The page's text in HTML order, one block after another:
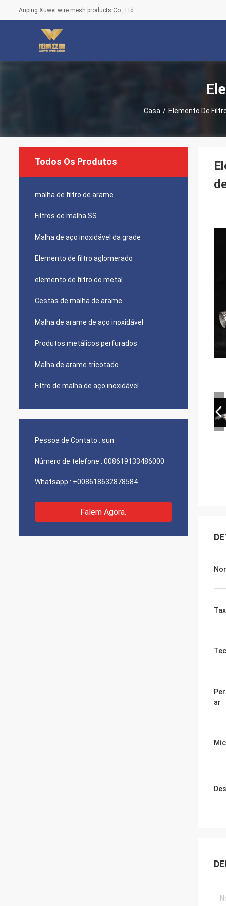
Anping Xuwei wire mesh products Co., Ltd
Casa / Elemento De
Todos Os Produtos
malha de filtro de arame
Filtros de malha SS
Malha de aço inoxidável da grade
Elemento de filtro aglomerado
elemento de filtro do metal
Cestas de malha de arame
Malha de arame de aço inoxidável
Produtos metálicos perfurados
Malha de arame tricotado
Filtro de malha de aço inoxidável
Pessoa de Contato : sun
Número de telefone : 008619133486000
Whatsapp : +008618632878584
Falem Agora.
ar